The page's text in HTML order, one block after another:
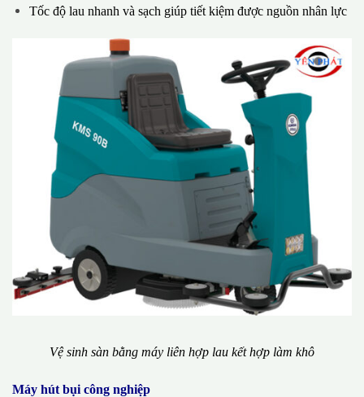
Tốc độ lau nhanh và sạch giúp tiết kiệm được nguồn nhân lực
Vệ sinh sàn bằng máy liên hợp lau kết hợp làm khô
Máy hút bụi công nghiệp